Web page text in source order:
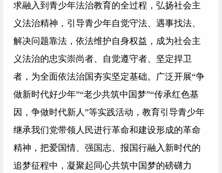
求融入到青少年法治教育的全过程，弘扬社会主
义法治精神，引导青少年自觉守法、遇事找法、
解决问题靠法，依法维护自身权益，成为社会主
义法治的忠实崇尚者、自觉遵守者、坚定捍卫
者，为全面依法治国夯实坚定基础。广泛开展“争
做新时代好少年”“老少共筑中国梦”“传承红色基
因，争做时代新人”等实践活动，教育引导青少年
继承我们党带领人民进行革命和建设形成的革命
精神，把爱国情、强国志、报国行融入新时代的
追梦征程中，凝聚起同心共筑中国梦的磅礴力